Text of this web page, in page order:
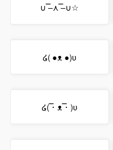
∪ ̿–⋏ ̿–∪☆
໒( ●ᴥ ●)ʋ
໒( ̿･ ᴥ ̿･ )ʋ